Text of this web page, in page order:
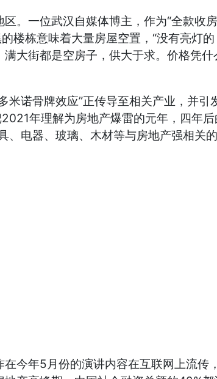
。一位武汉自媒体博主，作为“全款
楼栋意味着大量房屋空置，“没有亮灯
大街都是空房子，供大于求。价格凭
米诺骨牌效应”正传导至相关产业，并
年理解为房地产爆雷的元年，四年
、电器、玻璃、木材等与房地产强相
今年5月份的演讲内容在互联网上流